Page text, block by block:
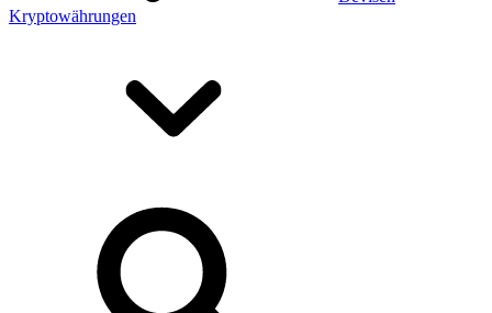
Kryptowährungen